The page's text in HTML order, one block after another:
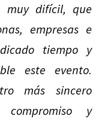
muy difícil, que
empresas e
tiempo y
este evento.
más sincero
y